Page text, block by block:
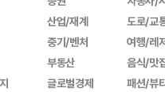
산업/재계
중기/벤처
부동산
글로벌경제
도로/교
여행/레
음식/맛
패션/뷰